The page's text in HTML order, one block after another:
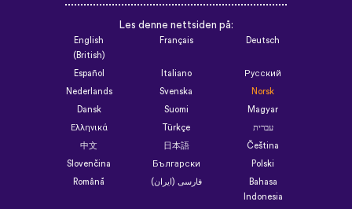
Les denne nettsiden på:
English
(British)
Français Deutsch
Español Italiano Русский
Nederlands Svenska Norsk
Dansk Suomi Magyar
Ελληνικά Türkçe עברית
中文 日本語 Čeština
Slovenčina Български Polski
Română فارسی (ایران)
Bahasa
Indonesia